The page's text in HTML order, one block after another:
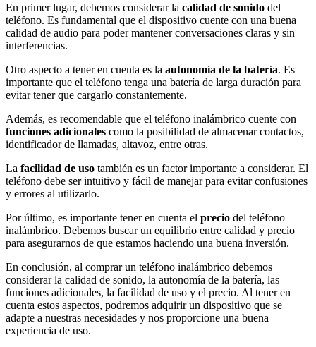
En primer lugar, debemos considerar la calidad de sonido del
teléfono. Es fundamental que el dispositivo cuente con una buena
calidad de audio para poder mantener conversaciones claras y sin
interferencias.
Otro aspecto a tener en cuenta es la autonomía de la batería. Es
importante que el teléfono tenga una batería de larga duración para
evitar tener que cargarlo constantemente.
Además, es recomendable que el teléfono inalámbrico cuente con
funciones adicionales como la posibilidad de almacenar contactos,
identificador de llamadas, altavoz, entre otras.
La facilidad de uso también es un factor importante a considerar. El
teléfono debe ser intuitivo y fácil de manejar para evitar confusiones
y errores al utilizarlo.
Por último, es importante tener en cuenta el precio del teléfono
inalámbrico. Debemos buscar un equilibrio entre calidad y precio
para asegurarnos de que estamos haciendo una buena inversión.
En conclusión, al comprar un teléfono inalámbrico debemos
considerar la calidad de sonido, la autonomía de la batería, las
funciones adicionales, la facilidad de uso y el precio. Al tener en
cuenta estos aspectos, podremos adquirir un dispositivo que se
adapte a nuestras necesidades y nos proporcione una buena
experiencia de uso.